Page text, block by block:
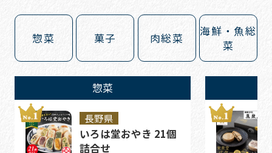
惣菜 菓子 肉総菜
海鮮・魚総
菜
惣菜
長野県
いろは堂おやき 21個
詰合せ